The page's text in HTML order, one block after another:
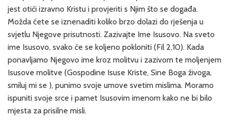
jest otići izravno Kristu i provjeriti s Njim što se događa.
Možda ćete se iznenaditi koliko brzo dolazi do rješenja u
svjetlu Njegove prisutnosti. Zazivajte Ime Isusovo. Na sveto
ime Isusovo, svako će se koljeno pokloniti (Fil 2,10). Kada
ponavljamo Njegovo ime kroz molitvu i zazivom te moljenjem
Isusove molitve (Gospodine Isuse Kriste, Sine Boga živoga,
smiluj mi se ), punimo svoje umove svetim mislima. Moramo
ispuniti svoje srce i pamet Isusovim imenom kako ne bi bilo
mjesta za prisilne misli.